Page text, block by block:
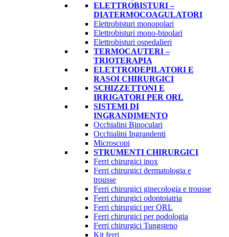
ELETTROBISTURI –
DIATERMOCOAGULATORI
Elettrobisturi monopolari
Elettrobisturi mono-bipolari
Elettrobisturi ospedalieri
TERMOCAUTERI –
TRIOTERAPIA
ELETTRODEPILATORI E
RASOI CHIRURGICI
SCHIZZETTONI E
IRRIGATORI PER ORL
SISTEMI DI
INGRANDIMENTO
Occhialini Binoculari
Occhialini Ingrandenti
Microscopi
STRUMENTI CHIRURGICI
Ferri chirurgici inox
Ferri chirurgici dermatologia e
trousse
Ferri chirurgici ginecologia e trousse
Ferri chirurgici odontoiatria
Ferri chirurgici per ORL
Ferri chirurgici per podologia
Ferri chirurgici Tungsteno
Kit ferri